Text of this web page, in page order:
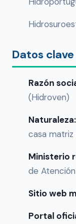
Datos
Razón
(Hidroven)
Naturaleza:
casa matriz
Ministerio
de Atención
Sitio web
Portal